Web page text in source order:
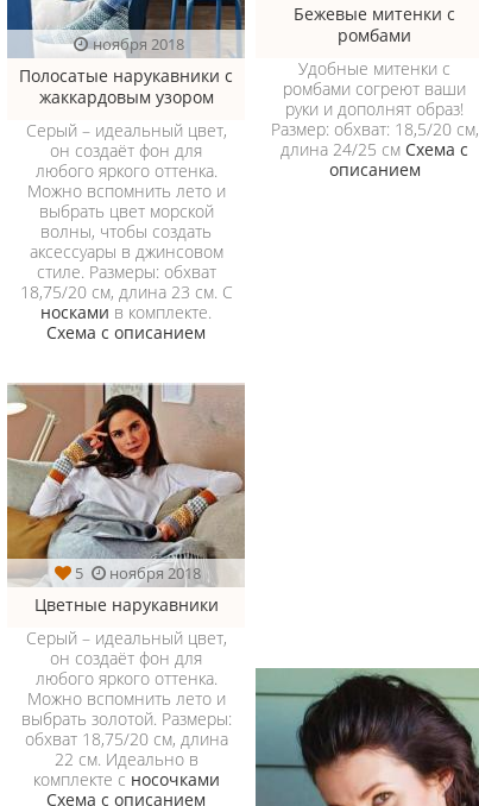
Бежевые митенки с
ромбами
Удобные митенки с
ромбами согреют ваши
руки и дополнят образ!
Размер: обхват: 18,5/20 см,
длина 24/25 см Схема с
описанием
ноября 2018
Полосатые нарукавники с
жаккардовым узором
Серый – идеальный цвет,
он создаёт фон для
любого яркого оттенка.
Можно вспомнить лето и
выбрать цвет морской
волны, чтобы создать
аксессуары в джинсовом
стиле. Размеры: обхват
18,75/20 см, длина 23 см. С
носками в комплекте.
Схема с описанием
5 ноября 2018
Цветные нарукавники
Серый – идеальный цвет,
он создаёт фон для
любого яркого оттенка.
Можно вспомнить лето и
выбрать золотой. Размеры:
обхват 18,75/20 см, длина
22 см. Идеально в
комплекте с носочками
Схема с описанием